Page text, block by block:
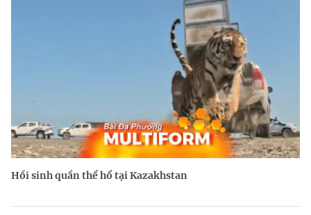
Hồi sinh quần thể hổ tại Kazakhstan